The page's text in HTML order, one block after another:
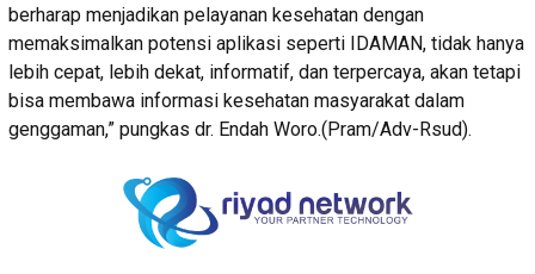
berharap menjadikan pelayanan kesehatan dengan
memaksimalkan potensi aplikasi seperti IDAMAN, tidak hanya
lebih cepat, lebih dekat, informatif, dan terpercaya, akan tetapi
bisa membawa informasi kesehatan masyarakat dalam
genggaman,” pungkas dr. Endah Woro.(Pram/Adv-Rsud).